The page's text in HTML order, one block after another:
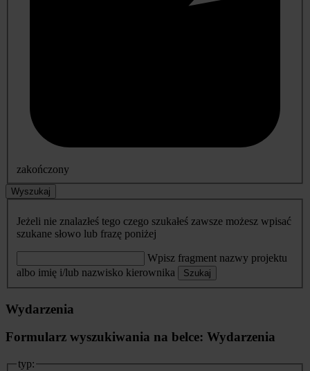
zakończony
Wyszukaj
Jeżeli nie znalazłeś tego czego szukałeś zawsze możesz wpisać
szukane słowo lub frazę poniżej
Wpisz fragment nazwy projektu
albo imię i/lub nazwisko kierownika
Szukaj
Wydarzenia
Formularz wyszukiwania na belce: Wydarzenia
typ: